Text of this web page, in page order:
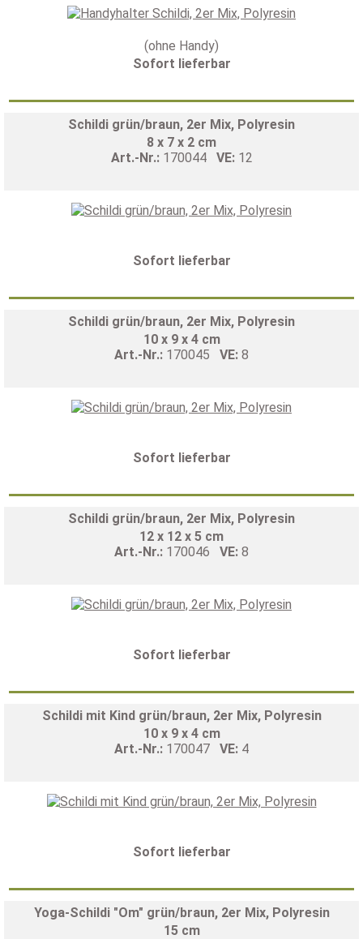
(ohne Handy)
Sofort lieferbar
Schildi grün/braun, 2er Mix, Polyresin
8 x 7 x 2 cm
Art.-Nr.: 170044 VE: 12
Sofort lieferbar
Schildi grün/braun, 2er Mix, Polyresin
10 x 9 x 4 cm
Art.-Nr.: 170045 VE: 8
Sofort lieferbar
Schildi grün/braun, 2er Mix, Polyresin
12 x 12 x 5 cm
Art.-Nr.: 170046 VE: 8
Sofort lieferbar
Schildi mit Kind grün/braun, 2er Mix, Polyresin
10 x 9 x 4 cm
Art.-Nr.: 170047 VE: 4
Sofort lieferbar
Yoga-Schildi "Om" grün/braun, 2er Mix, Polyresin
15 cm